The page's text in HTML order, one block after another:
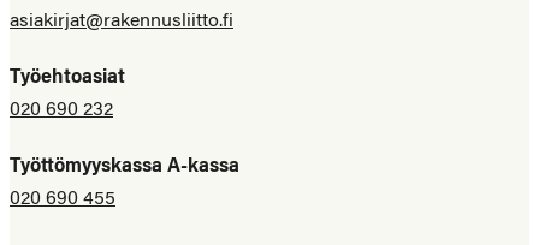
asiakirjat@rakennusliitto.fi
Työehtoasiat
020 690 232
Työttömyyskassa A-kassa
020 690 455